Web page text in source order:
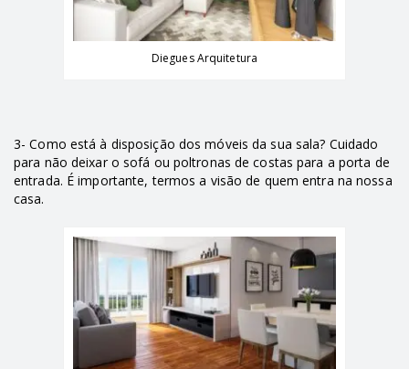
Diegues Arquitetura
3- Como está à disposição dos móveis da sua sala? Cuidado
para não deixar o sofá ou poltronas de costas para a porta de
entrada. É importante, termos a visão de quem entra na nossa
casa.